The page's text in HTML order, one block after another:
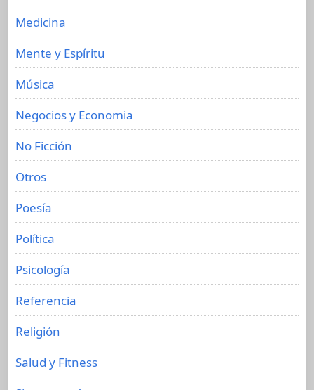
Medicina
Mente y Espíritu
Música
Negocios y Economia
No Ficción
Otros
Poesía
Política
Psicología
Referencia
Religión
Salud y Fitness